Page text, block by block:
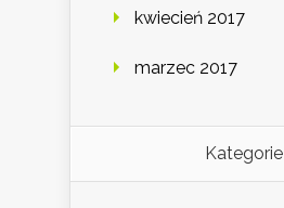
kwiecień 2017
marzec 2017
Kategorie